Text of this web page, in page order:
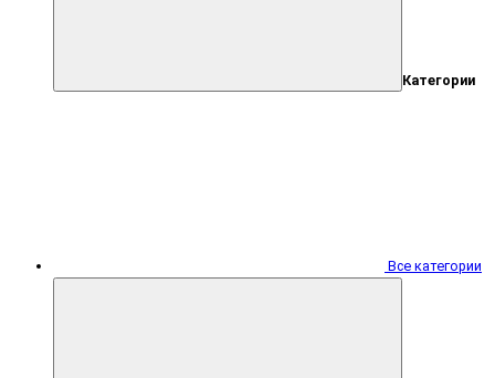
Категории
Все категории